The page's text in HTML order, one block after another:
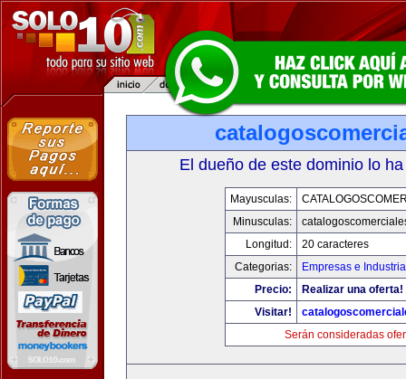
El dueño de este dominio lo
Mayusculas:
Minusculas:
Longitud:
20 caracteres
Categorias:
Empresas e
Precio:
Realizar una oferta!
Visitar!
Serán consideradas